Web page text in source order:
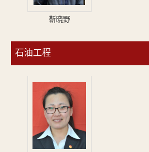
靳晓野
石油工程